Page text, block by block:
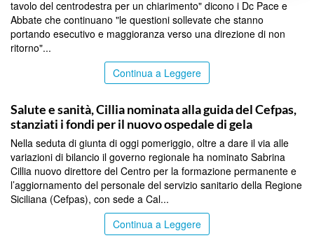
tavolo del centrodestra per un chiarimento" dicono i Dc Pace e
Abbate che continuano "le questioni sollevate che stanno
portando esecutivo e maggioranza verso una direzione di non
ritorno"...
Continua a Leggere
Salute e sanità, Cillia nominata alla guida del Cefpas,
stanziati i fondi per il nuovo ospedale di gela
Nella seduta di giunta di oggi pomeriggio, oltre a dare il via alle
variazioni di bilancio il governo regionale ha nominato Sabrina
Cillia nuovo direttore del Centro per la formazione permanente e
l’aggiornamento del personale del servizio sanitario della Regione
Siciliana (Cefpas), con sede a Cal...
Continua a Leggere